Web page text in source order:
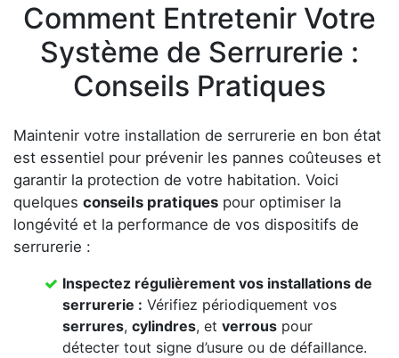
Comment Entretenir Votre
Système de Serrurerie :
Conseils Pratiques
Maintenir votre installation de serrurerie en bon état
est essentiel pour prévenir les pannes coûteuses et
garantir la protection de votre habitation. Voici
quelques conseils pratiques pour optimiser la
longévité et la performance de vos dispositifs de
serrurerie :
Inspectez régulièrement vos installations de
serrurerie : Vérifiez périodiquement vos
serrures, cylindres, et verrous pour
détecter tout signe d’usure ou de défaillance.